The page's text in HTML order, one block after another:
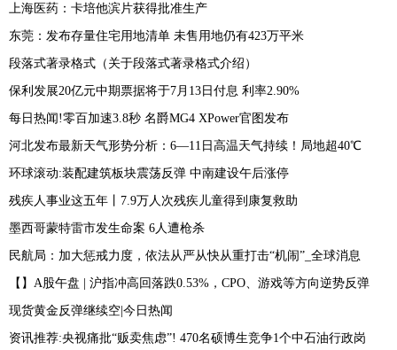
上海医药：卡培他滨片获得批准生产
东莞：发布存量住宅用地清单 未售用地仍有423万平米
段落式著录格式（关于段落式著录格式介绍）
保利发展20亿元中期票据将于7月13日付息 利率2.90%
每日热闻!零百加速3.8秒 名爵MG4 XPower官图发布
河北发布最新天气形势分析：6—11日高温天气持续！局地超40℃
环球滚动:装配建筑板块震荡反弹 中南建设午后涨停
残疾人事业这五年丨7.9万人次残疾儿童得到康复救助
墨西哥蒙特雷市发生命案 6人遭枪杀
民航局：加大惩戒力度，依法从严从快从重打击“机闹”_全球消息
【】A股午盘 | 沪指冲高回落跌0.53%，CPO、游戏等方向逆势反弹
现货黄金反弹继续空|今日热闻
资讯推荐:央视痛批“贩卖焦虑”! 470名硕博生竞争1个中石油行政岗